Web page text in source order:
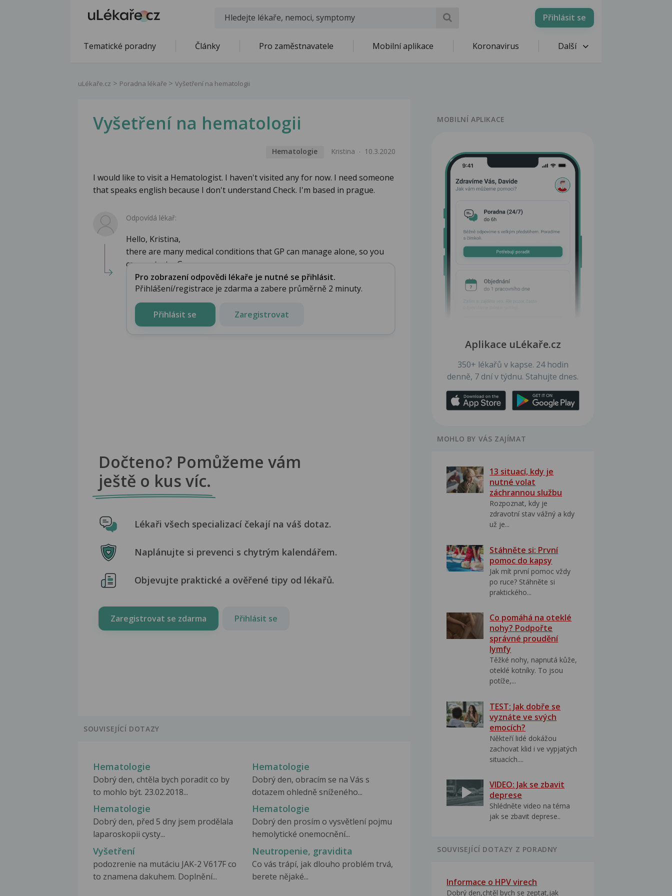
Přihlásit se
Tematické poradny Články Pro zaměstnavatele Mobilní aplikace Koronavirus Další
uLékaře.cz Poradna lékaře Vyšetření na hematologii
Vyšetření na hematologii
Hematologie Kristina 10.3.2020
I would like to visit a Hematologist. I haven't visited any for now. I need someone
that speaks english because I don't understand Check. I'm based in prague.
Odpovídá lékař:
Hello, Kristina,
there are many medical conditions that GP can manage alone, so you
can contact a G...
Pro zobrazení odpovědi lékaře je nutné se přihlásit.
Přihlášení/registrace je zdarma a zabere průměrně 2 minuty.
Přihlásit se Zaregistrovat
Dočteno? Pomůžeme vám
ještě o kus víc.
Lékaři všech specializací čekají na váš dotaz.
Naplánujte si prevenci s chytrým kalendářem.
Objevujte praktické a ověřené tipy od lékařů.
Zaregistrovat se zdarma Přihlásit se
SOUVISEJÍCÍ DOTAZY
Hematologie
Dobrý den, chtěla bych poradit co by
to mohlo být. 23.02.2018...
Hematologie
Dobrý den, obracím se na Vás s
dotazem ohledně sníženého...
Hematologie
Dobrý den, před 5 dny jsem prodělala
laparoskopii cysty...
Hematologie
Dobrý den prosím o vysvětlení pojmu
hemolytické onemocnění...
Vyšetření
podozrenie na mutáciu JAK-2 V617F co
to znamena dakuhem. Doplnění...
Neutropenie, gravidita
Co vás trápí, jak dlouho problém trvá,
berete nějaké...
MOBILNÍ APLIKACE
Aplikace uLékaře.cz
350+ lékařů v kapse. 24 hodin
denně, 7 dní v týdnu. Stahujte dnes.
MOHLO BY VÁS ZAJÍMAT
13 situací, kdy je
nutné volat
záchrannou službu
Rozpoznat, kdy je
zdravotní stav vážný a kdy
už je...
Stáhněte si: První
pomoc do kapsy
Jak mít první pomoc vždy
po ruce? Stáhněte si
praktického...
Co pomáhá na oteklé
nohy? Podpořte
správné proudění
lymfy
Těžké nohy, napnutá kůže,
oteklé kotníky. To jsou
potíže,...
TEST: Jak dobře se
vyznáte ve svých
emocích?
Někteří lidé dokážou
zachovat klid i ve vypjatých
situacích....
VIDEO: Jak se zbavit
deprese
Shlédněte video na téma
jak se zbavit deprese..
SOUVISEJÍCÍ DOTAZY Z PORADNY
Informace o HPV virech
Dobrý den,chtěl bych se zeptat,jak